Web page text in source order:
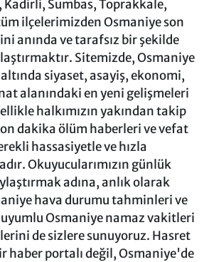
Kadirli, Sumbas, Toprakkale,
ilçelerimizden Osmaniye son
anında ve tarafsız bir şekilde
Sitemizde, Osmaniye
siyaset, asayiş, ekonomi,
alanındaki en yeni gelişmeleri
halkımızın yakından takip
dakika ölüm haberleri ve vefat
hassasiyetle ve hızla
Okuyucularımızın günlük
adına, anlık olarak
hava durumu tahminleri ve
Osmaniye namaz vakitleri
de sizlere sunuyoruz. Hasret
haber portalı değil, Osmaniye'de